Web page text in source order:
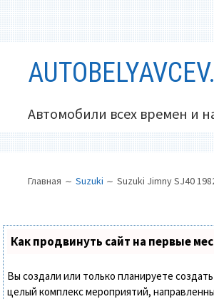
содержимому
Автомобили всех времен и
МЕНЮ
САЙТЕ
(ХЛЕБНЫЕ
КРОШКИ)
Главная Suzuki Suzuki Jimny SJ40
Как продвинуть сайт на первые
Вы создали или только планируете
целый комплекс мероприятий,